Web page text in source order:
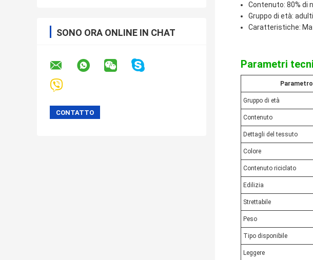
SONO ORA ONLINE IN CHAT
Contenuto: 80% di
Gruppo di età:
Caratteristiche:
Parametri
Gruppo di età
Contenuto
Dettagli del tessuto
Colore
Contenuto riciclato
Edilizia
Strettabile
Peso
Tipo disponibile
Leggere